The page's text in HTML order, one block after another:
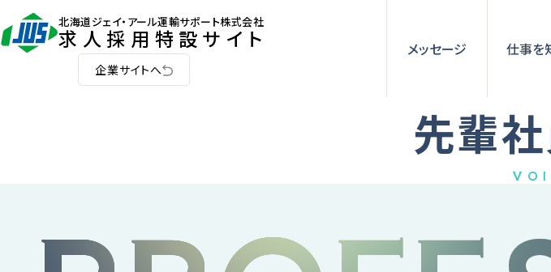
北海道ジェイ・アール運輸サポート株式会社
求人採用特設サイト
企業サイトへ
メッセージ 仕事を
先輩